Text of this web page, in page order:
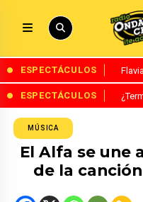
ESPECTÁCULOS
ESPECTÁCULOS
MÚSICA
El Alfa se une
de la canción